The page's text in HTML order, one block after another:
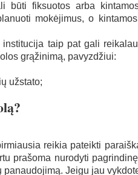
būti fiksuotos arba
mokėjimus, o
taip pat gali
grąžinimą, pavyzdžiui:
užstato;
reikia pateikti
prašoma nurodyti
Jeigu jau